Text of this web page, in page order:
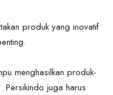
produk yang inovatif
menghasilkan produk-
juga harus